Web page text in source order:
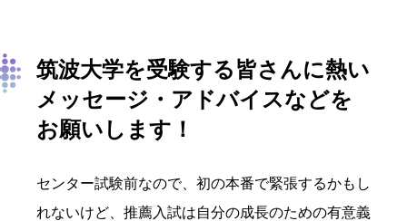
筑波大学を受験する皆さんに熱い
メッセージ・アドバイスなどを
お願いします！
センター試験前なので、初の本番で緊張するかもし
れないけど、推薦入試は自分の成長のための有意義